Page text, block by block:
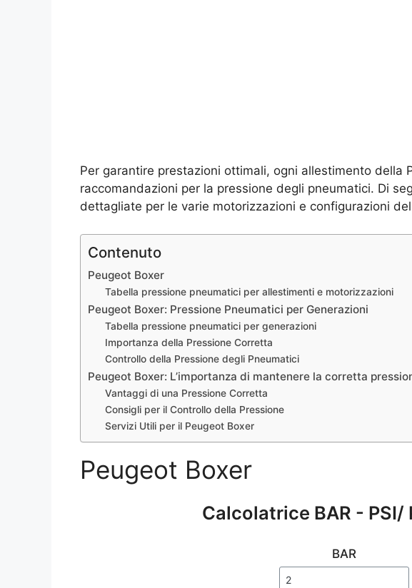
Per garantire prestazioni ottimali, ogni allestimento della
raccomandazioni per la pressione degli pneumatici. Di
dettagliate per le varie motorizzazioni e configurazioni
Contenuto
Peugeot Boxer
Tabella pressione pneumatici per allestimenti e motorizzazioni
Peugeot Boxer: Pressione Pneumatici per Generazioni
Tabella pressione pneumatici per generazioni
Importanza della Pressione Corretta
Controllo della Pressione degli Pneumatici
Peugeot Boxer: L’importanza di mantenere la corretta
Vantaggi di una Pressione Corretta
Consigli per il Controllo della Pressione
Servizi Utili per il Peugeot Boxer
Peugeot Boxer
Calcolatrice BAR - PSI/
BAR